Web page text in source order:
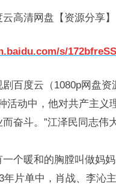
高清网盘【资源分享】
s/
剧百度云（1080p网盘资
活动中，他对共产主
奋斗。”江泽民同志
个暖和的胸膛叫做妈妈
年片单中，肖战、李沁